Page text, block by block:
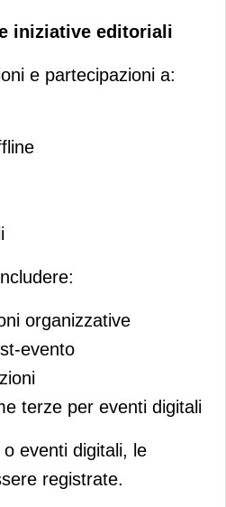
iniziative editoriali
e partecipazioni a:
organizzative
evento
terze per eventi digitali
eventi digitali, le
registrate.